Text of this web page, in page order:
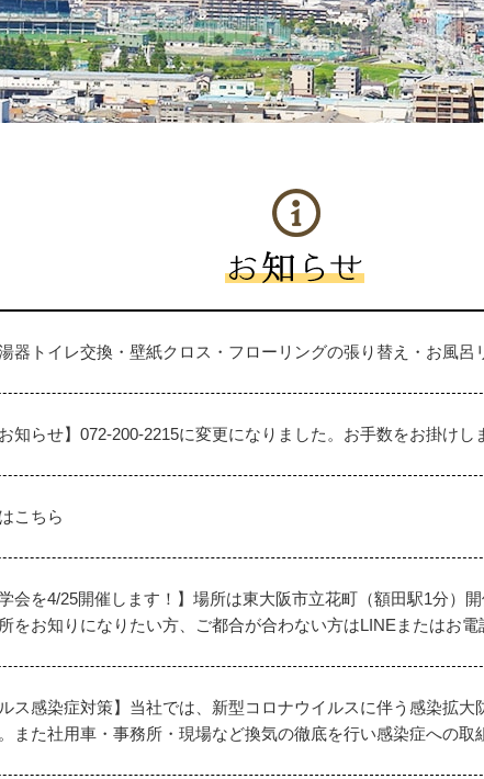
器トイレ交換・壁紙クロス・フローリングの張り替え・お風呂
知らせ】072-200-2215に変更になりました。お手数をお掛けし
こちら
学会を4/25開催します！】場所は東大阪市立花町（額田駅1分
をお知りになりたい方、ご都合が合わない方はLINEまたはお電
ルス感染症対策】当社では、新型コロナウイルスに伴う感染拡
また社用車・事務所・現場など換気の徹底を行い感染症への取